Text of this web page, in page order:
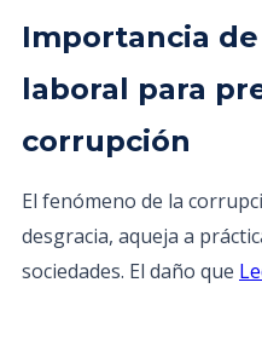
Importancia
laboral para
corrupción
El fenómeno de la
desgracia, aqueja a
sociedades. El daño que